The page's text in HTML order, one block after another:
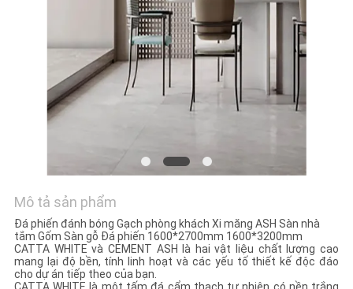
SƠ
ĐỒ
TRANG
WEB
Mô tả sản phẩm
Đá phiến đánh bóng Gạch phòng khách Xi măng ASH Sàn nhà
tắm Gốm Sàn gỗ Đá phiến 1600*2700mm 1600*3200mm
CATTA WHITE và CEMENT ASH là hai vật liệu chất lượng cao
mang lại độ bền, tính linh hoạt và các yếu tố thiết kế độc đáo
cho dự án tiếp theo của bạn.